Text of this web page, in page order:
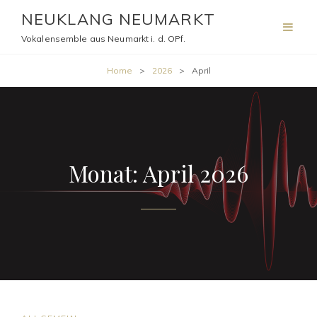
NEUKLANG NEUMARKT
Vokalensemble aus Neumarkt i. d. OPf.
Home > 2026 > April
Monat: April 2026